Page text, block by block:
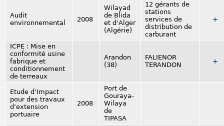
Audit
environnemental
2008
Wilayad
de Blida
et d'Alger
(Algérie)
12 gérants de
stations
services de
distribution de
carburant
+
ICPE : Mise en
conformité usine
fabrique et
conditionnement
de terreaux
Arandon
(38)
FALIENOR
TERANDON
+
Etude d’Impact
pour des travaux
d’extension
portuaire
2008
Port de
Gouraya-
Wilaya
de
TIPASA